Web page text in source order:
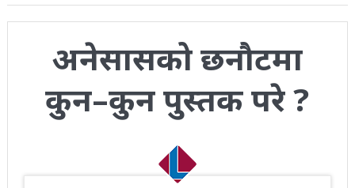
अनेसासको छनौटमा
कुन–कुन पुस्तक परे ?